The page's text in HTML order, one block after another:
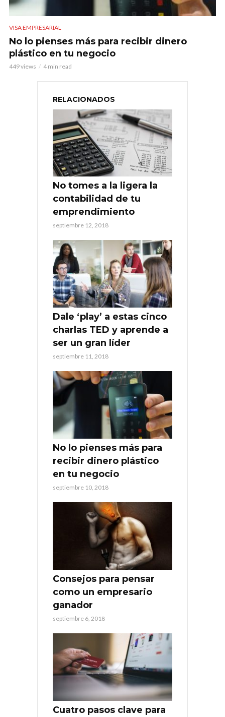
VISA EMPRESARIAL
No lo pienses más para recibir dinero
plástico en tu negocio
449 views 4 min read
RELACIONADOS
No tomes a la ligera la
contabilidad de tu
emprendimiento
septiembre 12, 2018
Dale ‘play’ a estas cinco
charlas TED y aprende a
ser un gran líder
septiembre 11, 2018
No lo pienses más para
recibir dinero plástico
en tu negocio
septiembre 10, 2018
Consejos para pensar
como un empresario
ganador
septiembre 6, 2018
Cuatro pasos clave para